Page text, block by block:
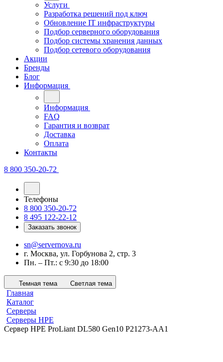
Услуги
Разработка решений под ключ
Обновление IT инфраструктуры
Подбор серверного оборудования
Подбор системы хранения данных
Подбор сетевого оборудования
Акции
Бренды
Блог
Информация
Информация
FAQ
Гарантия и возврат
Доставка
Оплата
Контакты
8 800 350-20-72
Телефоны
8 800 350-20-72
8 495 122-22-12
Заказать звонок
sn@servernova.ru
г. Москва, ул. Горбунова 2, стр. 3
Пн. – Пт.: с 9:30 до 18:00
Темная тема Светлая тема
Главная
Каталог
Серверы
Серверы HPE
Сервер HPE ProLiant DL580 Gen10 P21273-AA1